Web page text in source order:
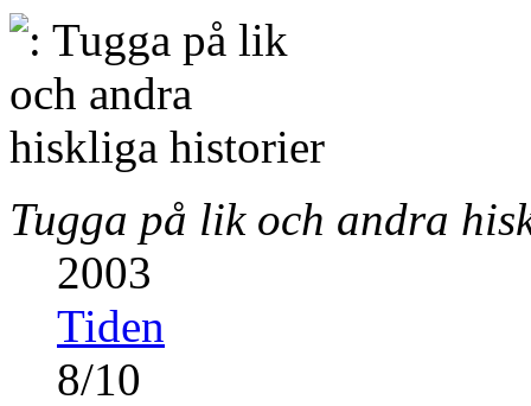
Tugga på lik och andra
2003
Tiden
8/10